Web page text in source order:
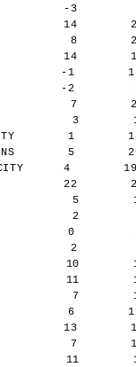
-3
14
8
14        19
-1
-2
7
3        15
CITY        1
5
CITY      4
22
5
2
0
2
10
11
7
6
13        16
7        12
11